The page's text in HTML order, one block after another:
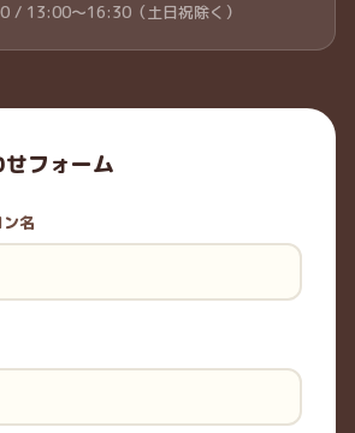
/ 13:00〜16:30（土日祝除く）
フォーム
名